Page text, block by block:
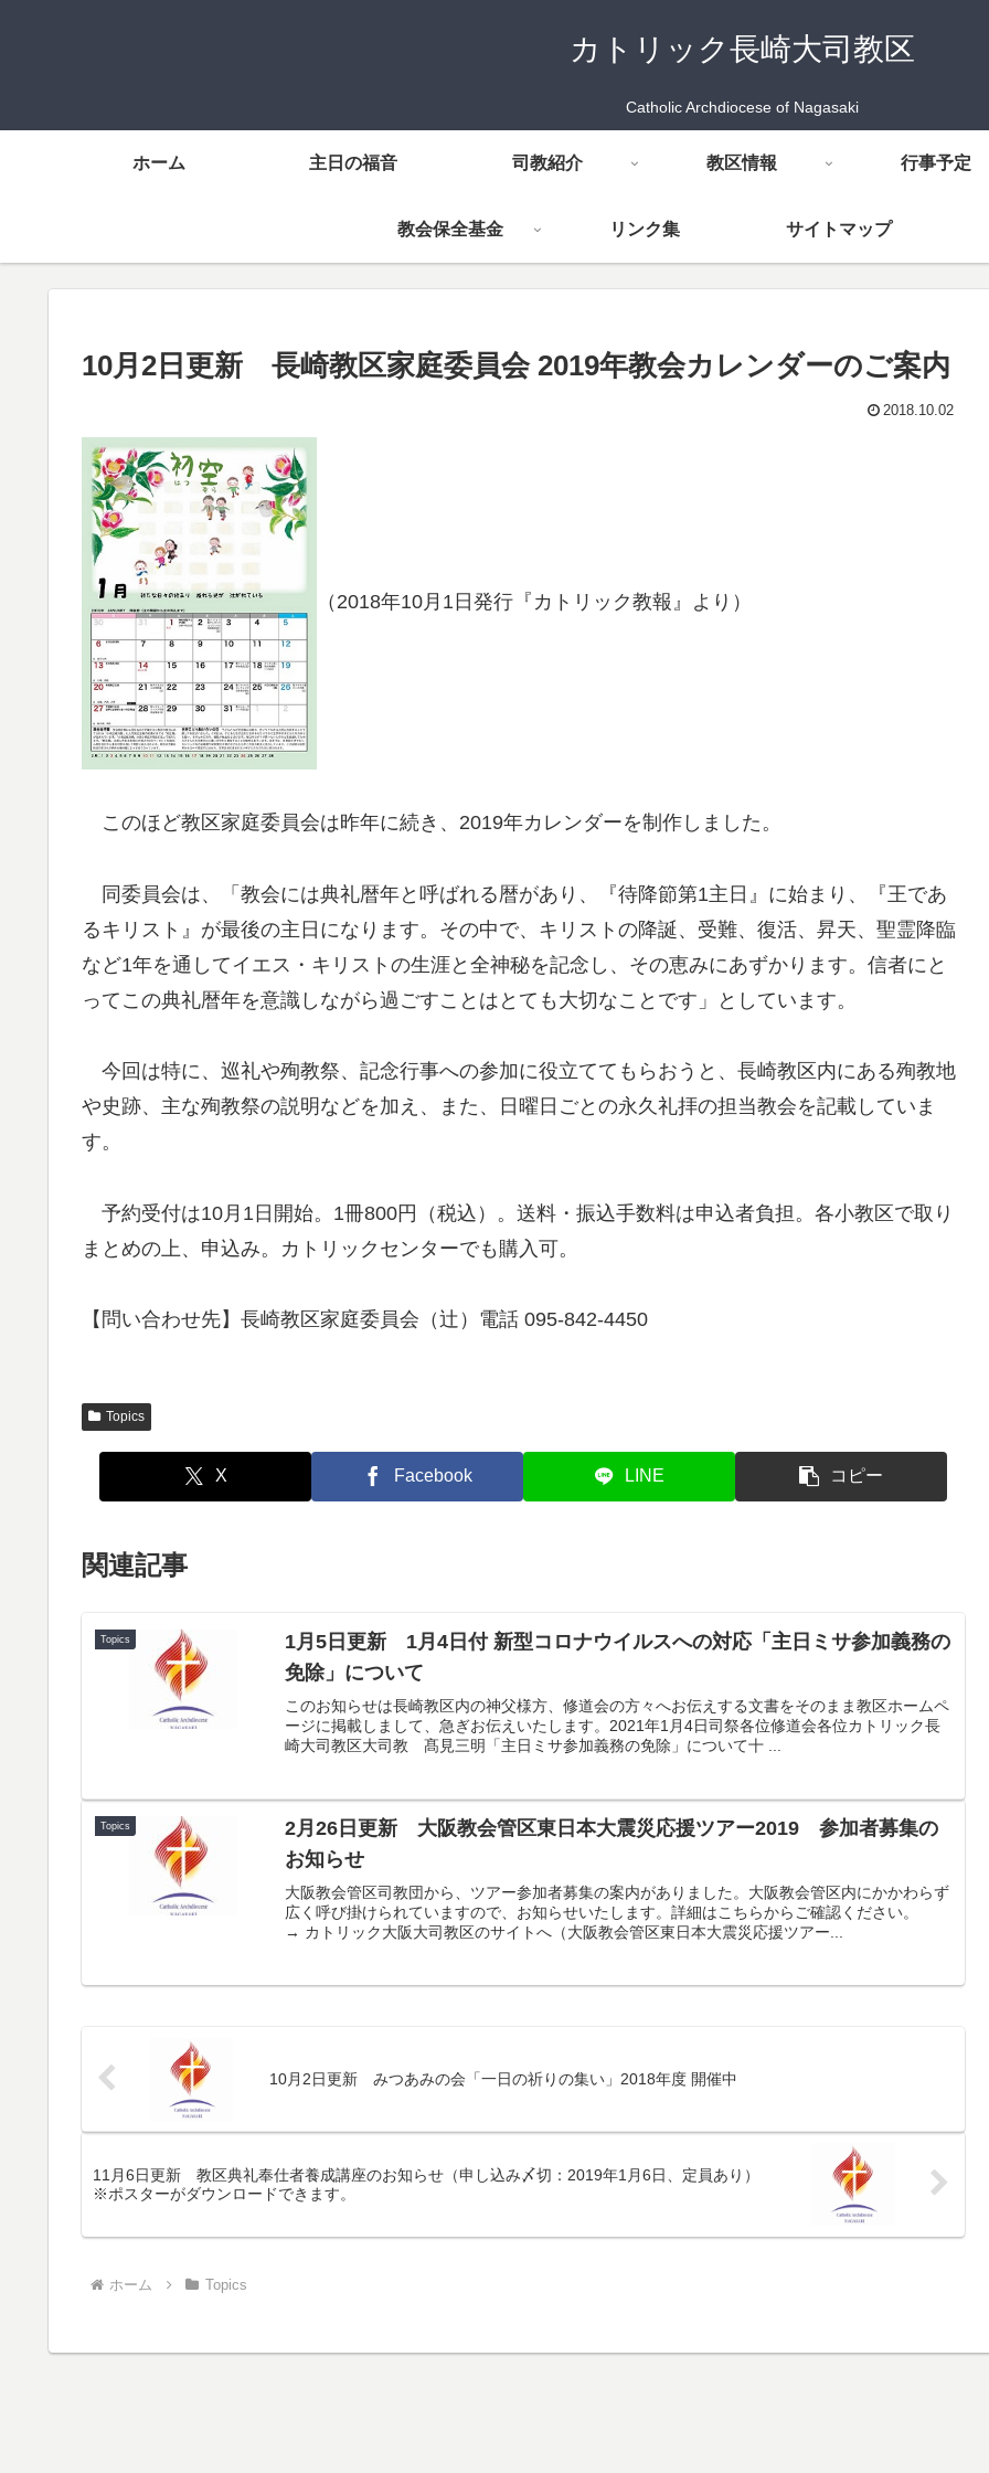
カトリック長崎大司教区
Catholic Archdiocese of Nagasaki
ホーム 主日の福音 司教紹介 教区情報 行事予定
教会保全基金 リンク集 サイトマップ
10月2日更新 長崎教区家庭委員会 2019年教会カレンダーのご案内
2018.10.02
（2018年10月1日発行『カトリック教報』より）
このほど教区家庭委員会は昨年に続き、2019年カレンダーを制作しました。
同委員会は、「教会には典礼暦年と呼ばれる暦があり、『待降節第1主日』に始まり、『王であ
るキリスト』が最後の主日になります。その中で、キリストの降誕、受難、復活、昇天、聖霊降臨
など1年を通してイエス・キリストの生涯と全神秘を記念し、その恵みにあずかります。信者にと
ってこの典礼暦年を意識しながら過ごすことはとても大切なことです」としています。
今回は特に、巡礼や殉教祭、記念行事への参加に役立ててもらおうと、長崎教区内にある殉教地
や史跡、主な殉教祭の説明などを加え、また、日曜日ごとの永久礼拝の担当教会を記載していま
す。
予約受付は10月1日開始。1冊800円（税込）。送料・振込手数料は申込者負担。各小教区で取り
まとめの上、申込み。カトリックセンターでも購入可。
【問い合わせ先】長崎教区家庭委員会（辻）電話 095-842-4450
Topics
X Facebook LINE コピー
関連記事
Topics
1月5日更新 1月4日付 新型コロナウイルスへの対応「主日ミサ参加義務の
免除」について
このお知らせは長崎教区内の神父様方、修道会の方々へお伝えする文書をそのまま教区ホームペ
ージに掲載しまして、急ぎお伝えいたします。2021年1月4日司祭各位修道会各位カトリック長
崎大司教区大司教 髙見三明「主日ミサ参加義務の免除」について十 ...
Topics
2月26日更新 大阪教会管区東日本大震災応援ツアー2019 参加者募集の
お知らせ
大阪教会管区司教団から、ツアー参加者募集の案内がありました。大阪教会管区内にかかわらず
広く呼び掛けられていますので、お知らせいたします。詳細はこちらからご確認ください。
→ カトリック大阪大司教区のサイトへ（大阪教会管区東日本大震災応援ツアー...
10月2日更新 みつあみの会「一日の祈りの集い」2018年度 開催中
11月6日更新 教区典礼奉仕者養成講座のお知らせ（申し込み〆切：2019年1月6日、定員あり）
※ポスターがダウンロードできます。
ホーム Topics